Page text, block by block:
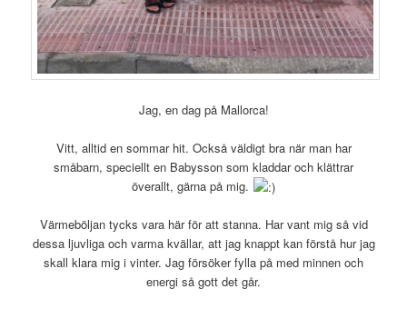
Jag, en dag på Mallorca!
Vitt, alltid en sommar hit. Också väldigt bra när man har
småbarn, speciellt en Babysson som kladdar och klättrar
överallt, gärna på mig.
Värmeböljan tycks vara här för att stanna. Har vant mig så vid
dessa ljuvliga och varma kvällar, att jag knappt kan förstå hur jag
skall klara mig i vinter. Jag försöker fylla på med minnen och
energi så gott det går.